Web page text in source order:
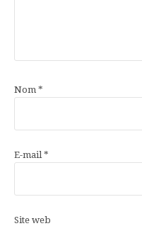
Nom *
E-mail *
Site web